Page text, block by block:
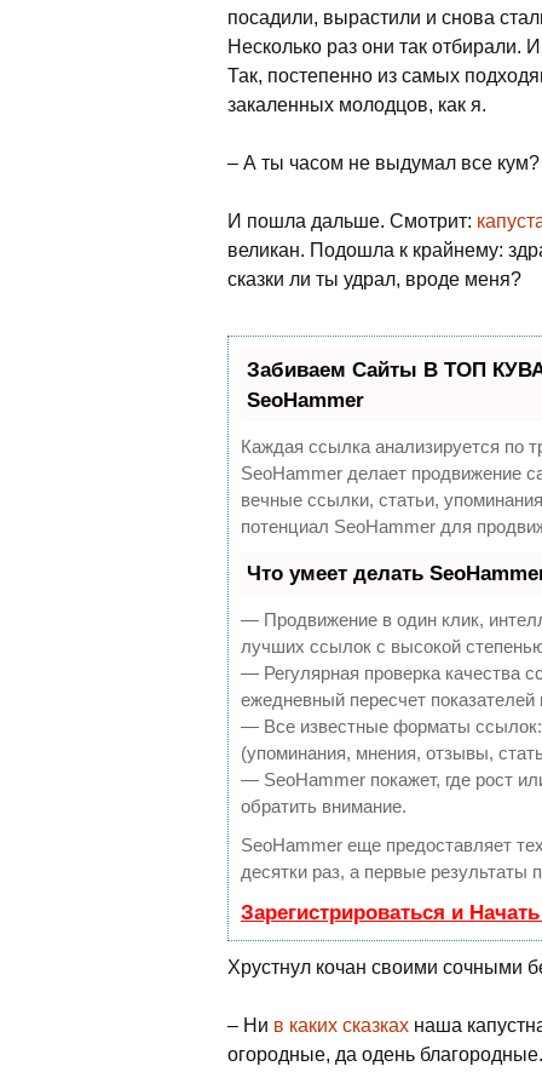
посадили, вырастили и снова
Несколько раз они так отбирали.
Так, постепенно из самых
закаленных молодцов, как я.
– А ты часом не выдумал все кум?
И пошла дальше. Смотрит:
великан. Подошла к крайнему:
сказки ли ты удрал, вроде меня?
Забиваем Сайты В ТОП
SeoHammer
Каждая ссылка анализируется по
SeoHammer делает продвижение
вечные ссылки, статьи,
потенциал SeoHammer для
Что умеет делать
— Продвижение в один клик,
лучших ссылок с высокой
— Регулярная проверка качества
ежедневный пересчет показателей
— Все известные форматы
(упоминания, мнения, отзывы,
— SeoHammer покажет, где рост
обратить внимание.
SeoHammer еще предоставляет
десятки раз, а первые результаты
Зарегистрироваться и
Хрустнул кочан своими сочными
– Ни в каких сказках наша
огородные, да одень